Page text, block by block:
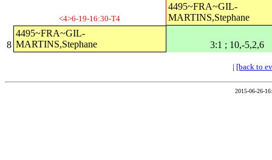
<4>6-19-16:30-T4
4495~FRA~GIL-
MARTINS,Stephane
8
4495~FRA~GIL-
MARTINS,Stephane
3:1 ; 10,-5,2,6
| [back to
2015-06-26-